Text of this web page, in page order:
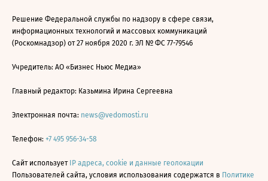
Решение Федеральной службы по надзору в сфере связи,
информационных технологий и массовых коммуникаций
(Роскомнадзор) от 27 ноября 2020 г. ЭЛ № ФС 77-79546
Учредитель: АО «Бизнес Ньюс Медиа»
Главный редактор: Казьмина Ирина Сергеевна
Электронная почта: news@vedomosti.ru
Телефон: +7 495 956-34-58
Сайт использует IP адреса, cookie и данные геолокации
Пользователей сайта, условия использования содержатся в Политике